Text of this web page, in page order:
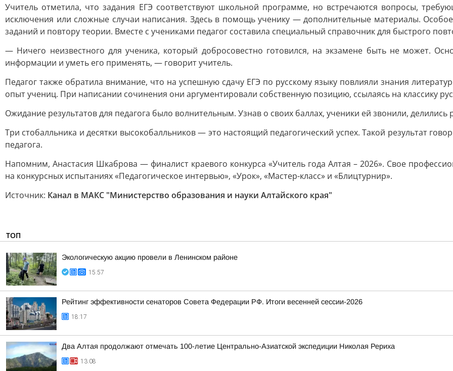
Учитель отметила, что задания ЕГЭ соответствуют школьной программе, но встречаются вопросы,
исключения или сложные случаи написания. Здесь в помощь ученику — дополнительные материалы.
заданий и повтору теории. Вместе с учениками педагог составила специальный справочник для быстрого
— Ничего неизвестного для ученика, который добросовестно готовился, на экзамене быть не может.
информации и уметь его применять, — говорит учитель.
Педагог также обратила внимание, что на успешную сдачу ЕГЭ по русскому языку повлияли знания
опыт учениц. При написании сочинения они аргументировали собственную позицию, ссылаясь на классику
Ожидание результатов для педагога было волнительным. Узнав о своих баллах, ученики ей звонили, делились
Три стобалльника и десятки высокобалльников — это настоящий педагогический успех. Такой результат
педагога.
Напомним, Анастасия Шкаброва — финалист краевого конкурса «Учитель года Алтая – 2026». Свое
на конкурсных испытаниях «Педагогическое интервью», «Урок», «Мастер-класс» и «Блицтурнир».
Источник: Канал в МАКС "Министерство образования и науки Алтайского края"
ТОП
Экологическую акцию провели в Ленинском районе
15:57
Рейтинг эффективности сенаторов Совета Федерации РФ. Итоги весенней сессии-2026
18:17
Два Алтая продолжают отмечать 100-летие Центрально-Азиатской экспедиции Николая Рериха
13:08